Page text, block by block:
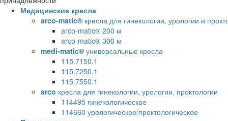
Медицинские кресла
arco-matic® кресла для гинекологии, урологии и
arco-matic® 200 м
arco-matic® 300 м
medi-matic® универсальные кресла
115.7150.1
115.7250.1
115.7550.1
arco кресла для гинекологии, урологии, проктологии
114495 гинекологическое
114660 урологическое/проктологическое